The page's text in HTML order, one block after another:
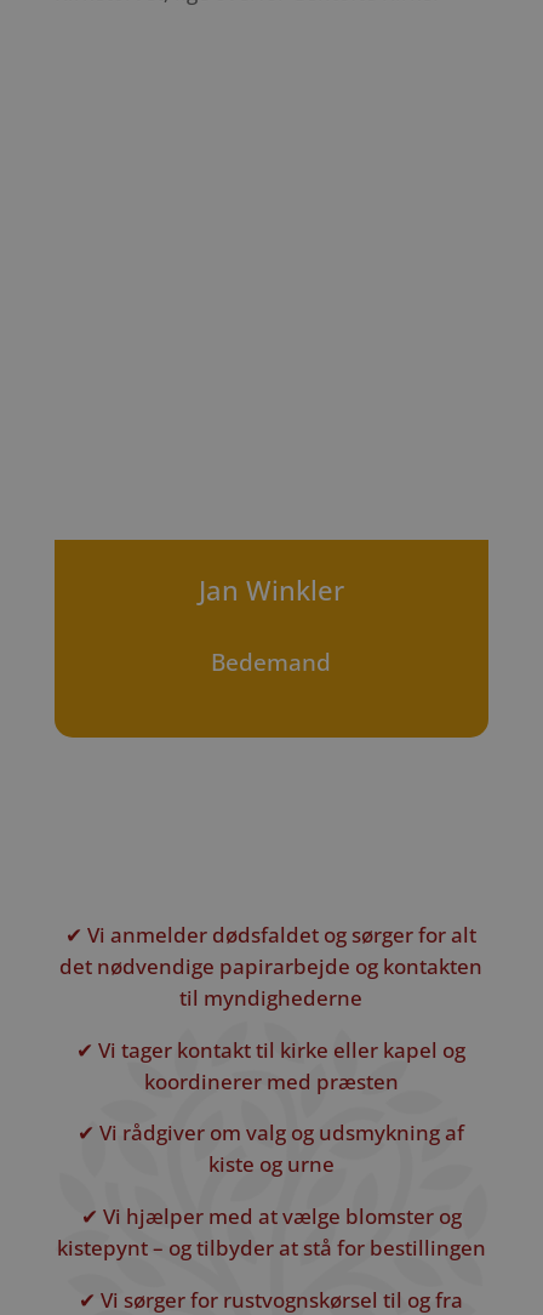
Jan Winkler
Bedemand
✔ Vi anmelder dødsfaldet og sørger for alt
det nødvendige papirarbejde og kontakten
til myndighederne
✔ Vi tager kontakt til kirke eller kapel og
koordinerer med præsten
✔ Vi rådgiver om valg og udsmykning af
kiste og urne
✔ Vi hjælper med at vælge blomster og
kistepynt – og tilbyder at stå for bestillingen
✔ Vi sørger for rustvognskørsel til og fra